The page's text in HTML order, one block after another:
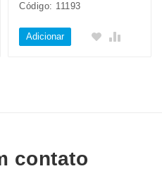
Código: 11193
Adicionar
contato